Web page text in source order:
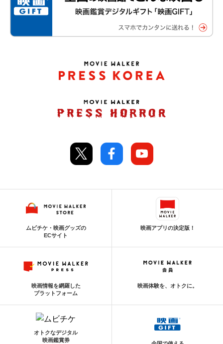
ムビチケ・映画グッズの
ECサイト
映画アプリの決定版！
映画情報を網羅した
プラットフォーム
映画体験を、オトクに。
オトクなデジタル
映画鑑賞券